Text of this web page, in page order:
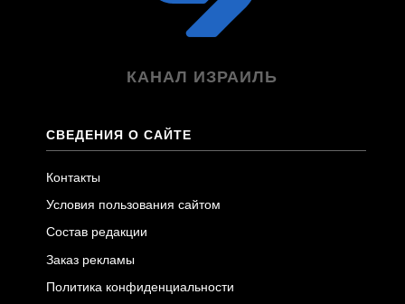
КАНАЛ ИЗРАИЛЬ
СВЕДЕНИЯ О САЙТЕ
Контакты
Условия пользования сайтом
Состав редакции
Заказ рекламы
Политика конфиденциальности